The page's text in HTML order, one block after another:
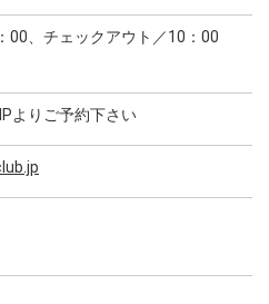
00、チェックアウト／10：00
よりご予約下さい